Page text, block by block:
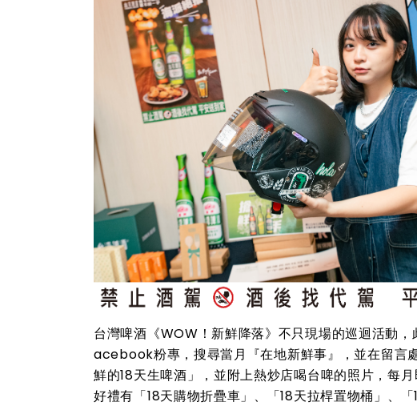
台灣啤酒《WOW！新鮮降落》不只現場的巡迴活動
acebook粉專，搜尋當月『在地新鮮事』，並在留
鮮的18天生啤酒」，並附上熱炒店喝台啤的照片，每
好禮有「18天購物折疊車」、「18天拉桿置物桶」、